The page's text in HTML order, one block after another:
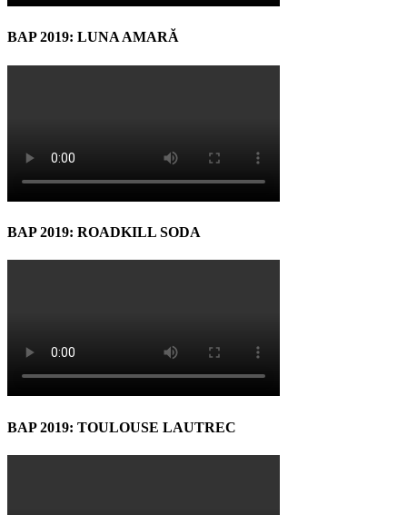
BAP 2019: LUNA AMARĂ
BAP 2019: ROADKILL SODA
BAP 2019: TOULOUSE LAUTREC